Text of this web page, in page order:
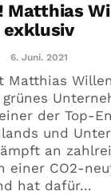
Matthias
exklusiv
6. Juni. 2021
Matthias
grünes
der Top-
und
an
einer CO2-
hat dafür...